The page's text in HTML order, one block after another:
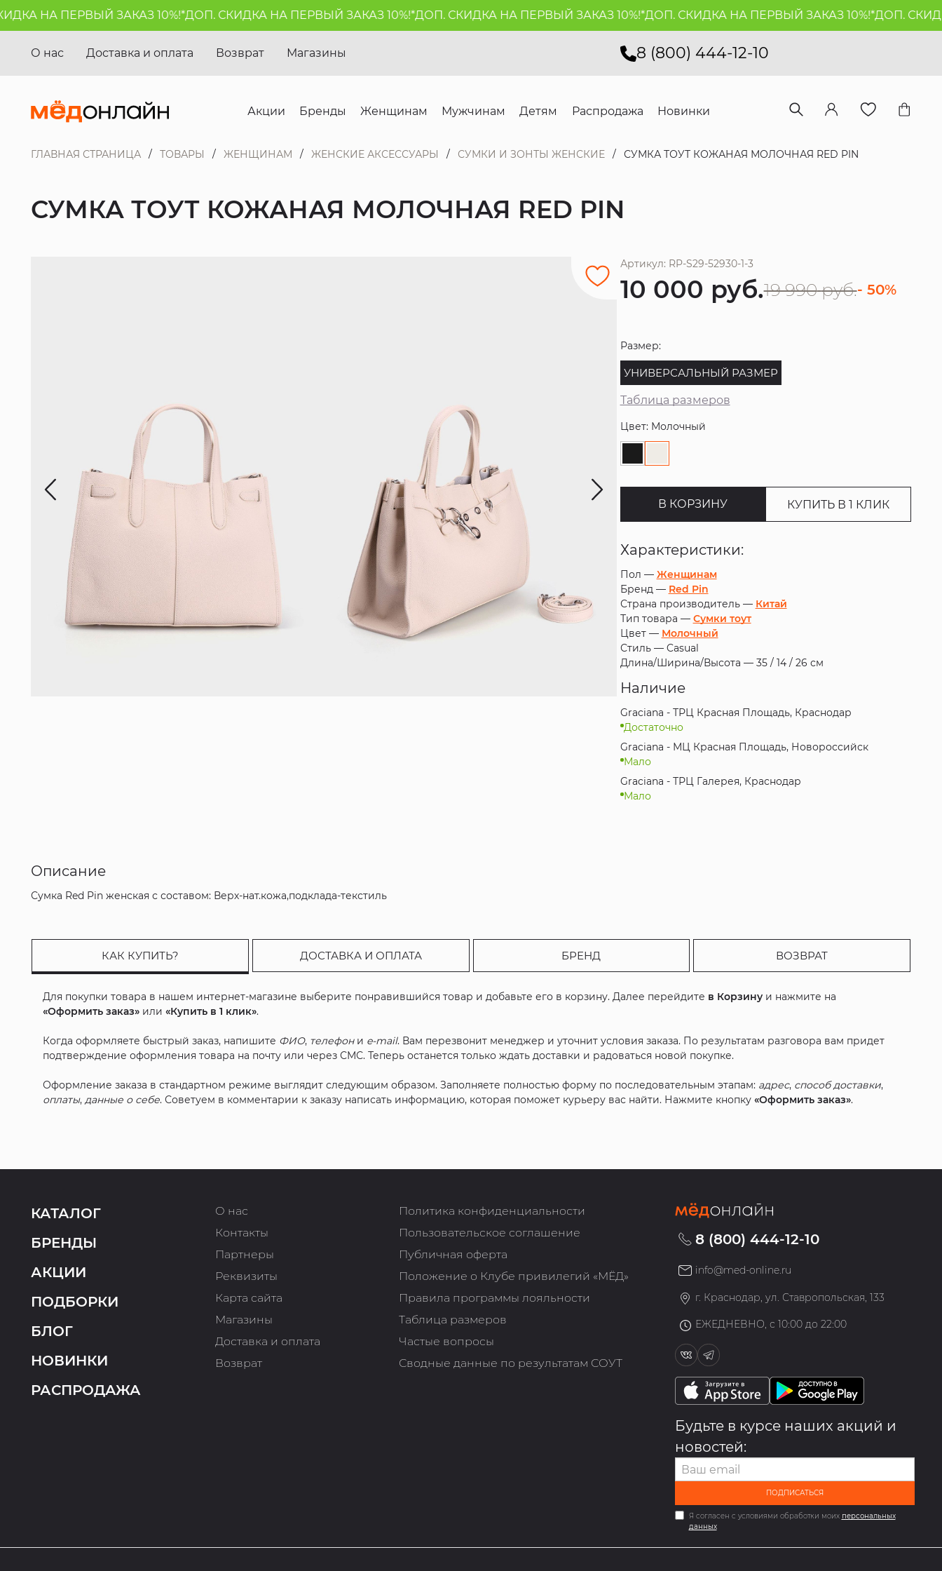
НА ПЕРВЫЙ ЗАКАЗ 10%!*ДОП. СКИДКА НА ПЕРВЫЙ ЗАКАЗ 10%!*ДОП. СКИДКА НА ПЕРВЫЙ ЗАКАЗ 10%!*ДОП. СКИДКА НА ПЕРВЫЙ ЗАКАЗ 10%!*ДОП. СКИДКА
8 (800) 444-12-10
О нас Доставка и оплата Возврат Магазины
Акции Бренды Женщинам Мужчинам Детям Распродажа Новинки
ГЛАВНАЯ СТРАНИЦА ТОВАРЫ ЖЕНЩИНАМ ЖЕНСКИЕ АКСЕССУАРЫ СУМКИ И ЗОНТЫ ЖЕНСКИЕ СУМКА ТОУТ КОЖАНАЯ МОЛОЧНАЯ RED PIN
СУМКА ТОУТ КОЖАНАЯ МОЛОЧНАЯ RED PIN
Артикул: RP-S29-52930-1-3
10 000 руб.19 990 руб.- 50%
Размер:
УНИВЕРСАЛЬНЫЙ РАЗМЕР
Таблица размеров
Цвет: Молочный
В КОРЗИНУ КУПИТЬ В 1 КЛИК
Характеристики:
Пол — Женщинам
Бренд — Red Pin
Страна производитель — Китай
Тип товара — Сумки тоут
Цвет — Молочный
Стиль — Casual
Длина/Ширина/Высота — 35 / 14 / 26 см
Наличие
Graciana - ТРЦ Красная Площадь, Краснодар
Достаточно
Graciana - МЦ Красная Площадь, Новороссийск
Мало
Graciana - ТРЦ Галерея, Краснодар
Мало
Описание
Сумка Red Pin женская с составом: Верх-нат.кожа,подклада-текстиль
КАК КУПИТЬ? ДОСТАВКА И ОПЛАТА БРЕНД ВОЗВРАТ
Для покупки товара в нашем интернет-магазине выберите понравившийся товар и добавьте его в корзину. Далее перейдите в Корзину и нажмите на
«Оформить заказ» или«Купить в 1 клик».
Когда оформляете быстрый заказ, напишите ФИО, телефони e-mail. Вам перезвонит менеджер и уточнит условия заказа. По результатам разговора вам придет
подтверждение оформления товара на почту или через СМС. Теперь останется только ждать доставки и радоваться новой покупке.
Оформление заказа в стандартном режиме выглядит следующим образом. Заполняете полностью форму по последовательным этапам: адрес, способ доставки,
оплаты,данные о себе. Советуем в комментарии к заказу написать информацию, которая поможет курьеру вас найти. Нажмите кнопку«Оформить заказ».
КАТАЛОГ
БРЕНДЫ
АКЦИИ
ПОДБОРКИ
БЛОГ
НОВИНКИ
РАСПРОДАЖА
О нас
Контакты
Партнеры
Реквизиты
Карта сайта
Магазины
Доставка и оплата
Возврат
Политика конфиденциальности
Пользовательское соглашение
Публичная оферта
Положение о Клубе привилегий «МЁД»
Правила программы лояльности
Таблица размеров
Частые вопросы
Сводные данные по результатам СОУТ
8 (800) 444-12-10
info@med-online.ru
г. Краснодар, ул. Ставропольская, 133
ЕЖЕДНЕВНО, с 10:00 до 22:00
Будьте в курсе наших акций и
новостей:
ПОДПИСАТЬСЯ
Я согласен с условиями обработки моих персональных
данных